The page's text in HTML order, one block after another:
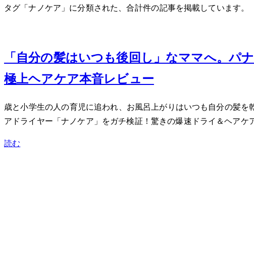
タグ「ナノケア」に分類された、合計 1 件の記事を掲載しています。
「自分の髪はいつも後回し」なママへ。パ
極上ヘアケア本音レビュー
3歳と小学生の2人の育児に追われ、お風呂上がりはいつも自分の髪
アドライヤー「ナノケア」をガチ検証！驚きの爆速ドライ＆ヘアケ
読む